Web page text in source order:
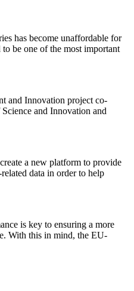
has become unaffordable for
be one of the most important
and Innovation project co-
and Innovation and
a new platform to provide
data in order to help
is key to ensuring a more
With this in mind, the EU-